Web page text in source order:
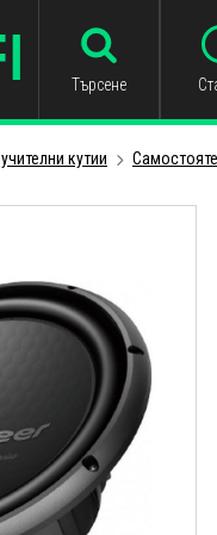
Търсене
кутии